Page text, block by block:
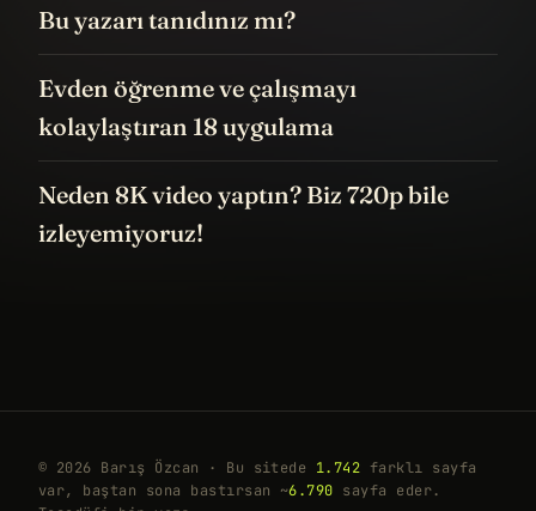
Bu yazarı tanıdınız mı?
Evden öğrenme ve çalışmayı
kolaylaştıran 18 uygulama
Neden 8K video yaptın? Biz 720p bile
izleyemiyoruz!
© 2026 Barış Özcan · Bu sitede 1.742 farklı sayfa
var, baştan sona bastırsan ~6.790 sayfa eder.